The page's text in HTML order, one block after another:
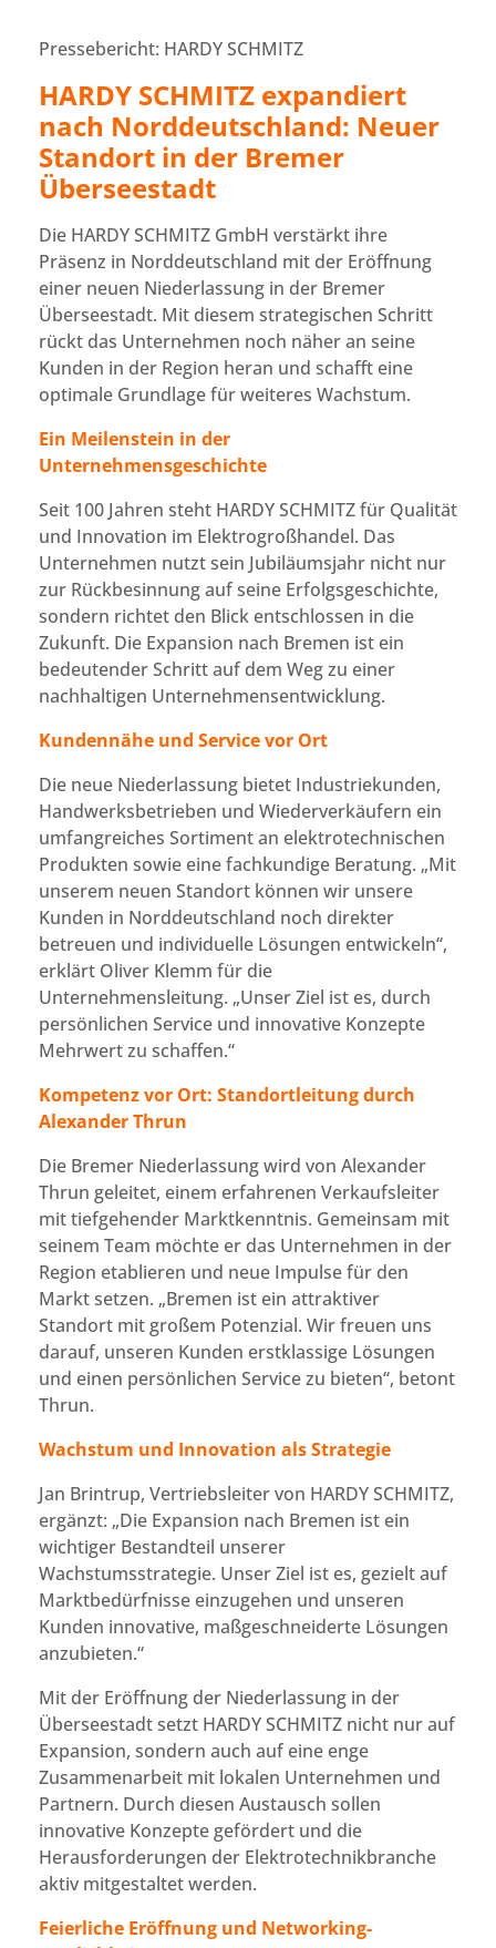
Pressebericht: HARDY SCHMITZ
HARDY SCHMITZ expandiert
nach Norddeutschland: Neuer
Standort in der Bremer
Überseestadt
Die HARDY SCHMITZ GmbH verstärkt ihre
Präsenz in Norddeutschland mit der Eröffnung
einer neuen Niederlassung in der Bremer
Überseestadt. Mit diesem strategischen Schritt
rückt das Unternehmen noch näher an seine
Kunden in der Region heran und schafft eine
optimale Grundlage für weiteres Wachstum.
Ein Meilenstein in der
Unternehmensgeschichte
Seit 100 Jahren steht HARDY SCHMITZ für Qualität
und Innovation im Elektrogroßhandel. Das
Unternehmen nutzt sein Jubiläumsjahr nicht nur
zur Rückbesinnung auf seine Erfolgsgeschichte,
sondern richtet den Blick entschlossen in die
Zukunft. Die Expansion nach Bremen ist ein
bedeutender Schritt auf dem Weg zu einer
nachhaltigen Unternehmensentwicklung.
Kundennähe und Service vor Ort
Die neue Niederlassung bietet Industriekunden,
Handwerksbetrieben und Wiederverkäufern ein
umfangreiches Sortiment an elektrotechnischen
Produkten sowie eine fachkundige Beratung. „Mit
unserem neuen Standort können wir unsere
Kunden in Norddeutschland noch direkter
betreuen und individuelle Lösungen entwickeln“,
erklärt Oliver Klemm für die
Unternehmensleitung. „Unser Ziel ist es, durch
persönlichen Service und innovative Konzepte
Mehrwert zu schaffen.“
Kompetenz vor Ort: Standortleitung durch
Alexander Thrun
Die Bremer Niederlassung wird von Alexander
Thrun geleitet, einem erfahrenen Verkaufsleiter
mit tiefgehender Marktkenntnis. Gemeinsam mit
seinem Team möchte er das Unternehmen in der
Region etablieren und neue Impulse für den
Markt setzen. „Bremen ist ein attraktiver
Standort mit großem Potenzial. Wir freuen uns
darauf, unseren Kunden erstklassige Lösungen
und einen persönlichen Service zu bieten“, betont
Thrun.
Wachstum und Innovation als Strategie
Jan Brintrup, Vertriebsleiter von HARDY SCHMITZ,
ergänzt: „Die Expansion nach Bremen ist ein
wichtiger Bestandteil unserer
Wachstumsstrategie. Unser Ziel ist es, gezielt auf
Marktbedürfnisse einzugehen und unseren
Kunden innovative, maßgeschneiderte Lösungen
anzubieten.“
Mit der Eröffnung der Niederlassung in der
Überseestadt setzt HARDY SCHMITZ nicht nur auf
Expansion, sondern auch auf eine enge
Zusammenarbeit mit lokalen Unternehmen und
Partnern. Durch diesen Austausch sollen
innovative Konzepte gefördert und die
Herausforderungen der Elektrotechnikbranche
aktiv mitgestaltet werden.
Feierliche Eröffnung und Networking-